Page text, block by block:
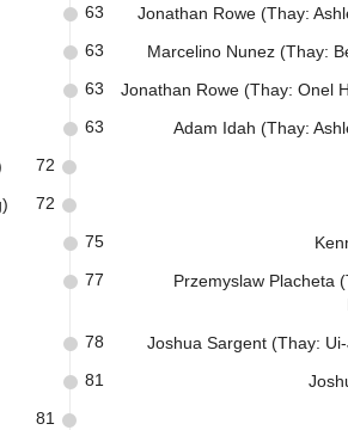
Jonathan Rowe (Thay:
63
Marcelino Nunez (Thay:
63
Jonathan Rowe (Thay: Onel
63
Adam Idah (Thay:
63
72
72
75
Przemyslaw Placheta
77
Joshua Sargent (Thay:
78
81
81